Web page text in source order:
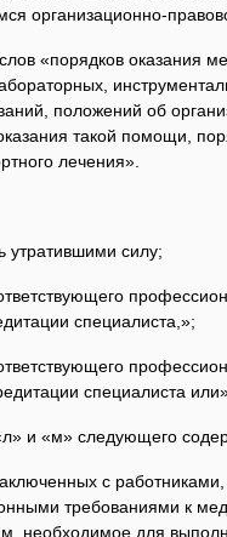
организационно-
«порядков оказания
положений об
такой помощи,
лечения».
утратившими силу;
специалиста,»;
специалиста
и «м» следующего
с
требованиями к
необходимое для